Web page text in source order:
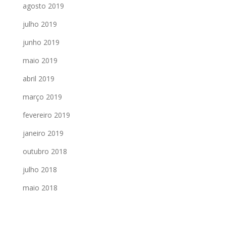
agosto 2019
julho 2019
junho 2019
maio 2019
abril 2019
março 2019
fevereiro 2019
janeiro 2019
outubro 2018
julho 2018
maio 2018